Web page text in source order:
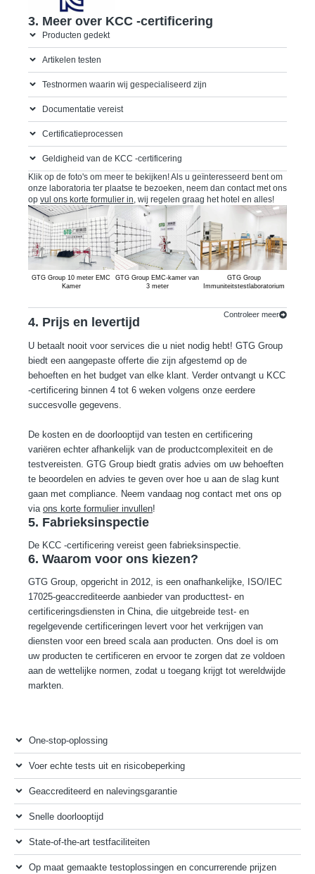
3. Meer over KCC -certificering
Producten gedekt
Artikelen testen
Testnormen waarin wij gespecialiseerd zijn
Documentatie vereist
Certificatieprocessen
Geldigheid van de KCC -certificering
Klik op de foto's om meer te bekijken! Als u geïnteresseerd bent om
onze laboratoria ter plaatse te bezoeken, neem dan contact met ons
op vul ons korte formulier in , wij regelen graag het hotel en alles!
GTG Group 10 meter EMC
Kamer
GTG Group EMC-kamer van
3 meter
GTG Group
Immuniteitstestlaboratorium
Controleer meer
4. Prijs en levertijd
U betaalt nooit voor services die u niet nodig hebt! GTG Group
biedt een aangepaste offerte die zijn afgestemd op de
behoeften en het budget van elke klant. Verder ontvangt u KCC
-certificering binnen 4 tot 6 weken volgens onze eerdere
succesvolle gegevens.
De kosten en de doorlooptijd van testen en certificering
variëren echter afhankelijk van de productcomplexiteit en de
testvereisten. GTG Group biedt gratis advies om uw behoeften
te beoordelen en advies te geven over hoe u aan de slag kunt
gaan met compliance. Neem vandaag nog contact met ons op
via ons korte formulier invullen!
5. Fabrieksinspectie
De KCC -certificering vereist geen fabrieksinspectie.
6. Waarom voor ons kiezen?
GTG Group, opgericht in 2012, is een onafhankelijke, ISO/IEC
17025-geaccrediteerde aanbieder van producttest- en
certificeringsdiensten in China, die uitgebreide test- en
regelgevende certificeringen levert voor het verkrijgen van
diensten voor een breed scala aan producten. Ons doel is om
uw producten te certificeren en ervoor te zorgen dat ze voldoen
aan de wettelijke normen, zodat u toegang krijgt tot wereldwijde
markten.
One-stop-oplossing
Voer echte tests uit en risicobeperking
Geaccrediteerd en nalevingsgarantie
Snelle doorlooptijd
State-of-the-art testfaciliteiten
Op maat gemaakte testoplossingen en concurrerende prijzen